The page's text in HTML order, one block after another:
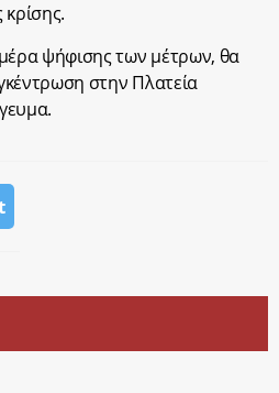
ψήφισης των μέτρων, θα
στην Πλατεία